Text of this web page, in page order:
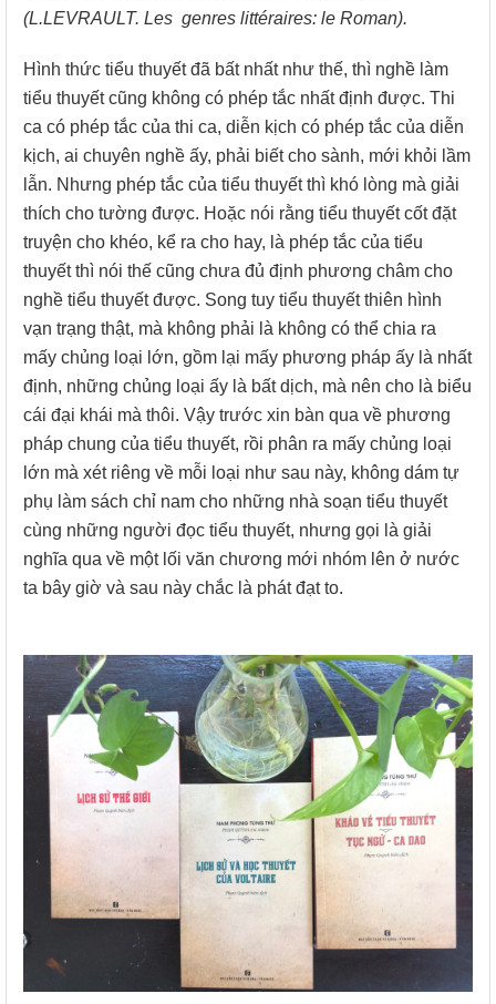
(L.LEVRAULT. Les genres littéraires: le Roman).
Hình thức tiểu thuyết đã bất nhất như thế, thì nghề làm
tiểu thuyết cũng không có phép tắc nhất định được. Thi
ca có phép tắc của thi ca, diễn kịch có phép tắc của diễn
kịch, ai chuyên nghề ấy, phải biết cho sành, mới khỏi lầm
lẫn. Nhưng phép tắc của tiểu thuyết thì khó lòng mà giải
thích cho tường được. Hoặc nói rằng tiểu thuyết cốt đặt
truyện cho khéo, kể ra cho hay, là phép tắc của tiểu
thuyết thì nói thế cũng chưa đủ định phương châm cho
nghề tiểu thuyết được. Song tuy tiểu thuyết thiên hình
vạn trạng thật, mà không phải là không có thể chia ra
mấy chủng loại lớn, gồm lại mấy phương pháp ấy là nhất
định, những chủng loại ấy là bất dịch, mà nên cho là biểu
cái đại khái mà thôi. Vậy trước xin bàn qua về phương
pháp chung của tiểu thuyết, rồi phân ra mấy chủng loại
lớn mà xét riêng về mỗi loại như sau này, không dám tự
phụ làm sách chỉ nam cho những nhà soạn tiểu thuyết
cùng những người đọc tiểu thuyết, nhưng gọi là giải
nghĩa qua về một lối văn chương mới nhóm lên ở nước
ta bây giờ và sau này chắc là phát đạt to.